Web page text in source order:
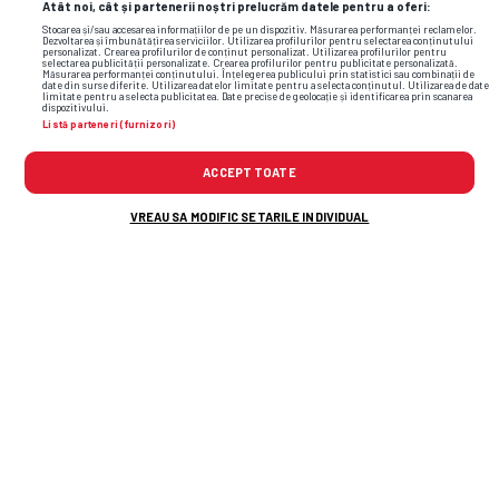
Atât noi, cât și partenerii noștri prelucrăm datele pentru a oferi:
Stocarea și/sau accesarea informațiilor de pe un dispozitiv. Măsurarea performanței reclamelor.
Dezvoltarea și îmbunătățirea serviciilor. Utilizarea profilurilor pentru selectarea conținutului
personalizat. Crearea profilurilor de conținut personalizat. Utilizarea profilurilor pentru
selectarea publicității personalizate. Crearea profilurilor pentru publicitate personalizată.
Măsurarea performanței conținutului. Înțelegerea publicului prin statistici sau combinații de
date din surse diferite. Utilizarea datelor limitate pentru a selecta conținutul. Utilizarea de date
limitate pentru a selecta publicitatea. Date precise de geolocație și identificarea prin scanarea
dispozitivului.
Listă parteneri (furnizori)
ACCEPT TOATE
VREAU SA MODIFIC SETARILE INDIVIDUAL